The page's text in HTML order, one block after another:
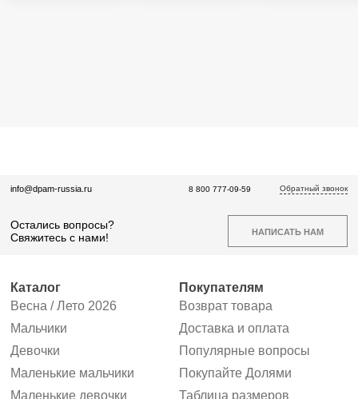
info@dpam-russia.ru
Остались вопросы?
Свяжитесь с нами!
НАПИСАТЬ НАМ
8 800 777-09-59 Обратный звонок
Каталог
Весна / Лето 2026
Мальчики
Девочки
Маленькие мальчики
Маленькие девочки
Покупателям
Возврат товара
Доставка и оплата
Популярные вопросы
Покупайте Долями
Таблица размеров